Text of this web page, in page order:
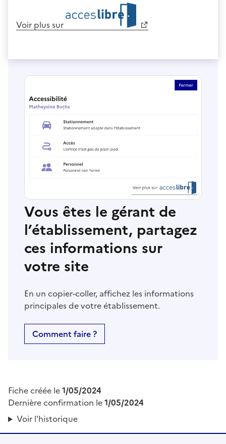
Voir plus sur
Vous êtes le gérant de
l’établissement, partagez
ces informations sur
votre site
En un copier-coller, affichez les informations
principales de votre établissement.
Comment faire ?
Fiche créée le1/05/2024
Dernière confirmation le1/05/2024
Voir l'historique